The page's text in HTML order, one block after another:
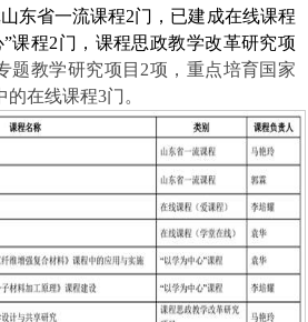
东省一流课程2门，已建成在线课程
”课程2门，课程思政教学改革研究项
题教学研究项目 2项，重点培育国家
的在线课程3门。